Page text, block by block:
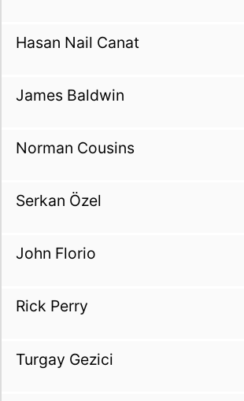
Hasan Nail Canat
James Baldwin
Norman Cousins
Serkan Özel
John Florio
Rick Perry
Turgay Gezici